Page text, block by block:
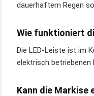
dauerhaftem Regen
Wie funktioniert
Die LED-Leiste ist im
elektrisch
Kann die Markise